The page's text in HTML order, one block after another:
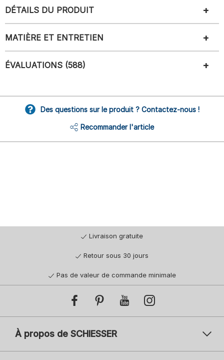
DÉTAILS DU PRODUIT
MATIÈRE ET ENTRETIEN
ÉVALUATIONS (588)
Des questions sur le produit ? Contactez-nous !
Recommander l'article
Livraison gratuite
Retour sous 30 jours
Pas de valeur de commande minimale
À propos de SCHIESSER